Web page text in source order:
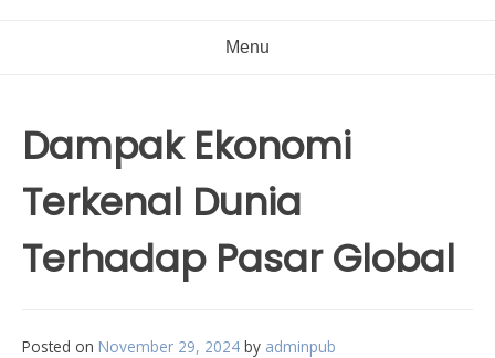
Menu
Dampak Ekonomi
Terkenal Dunia
Terhadap Pasar Global
Posted on November 29, 2024 by adminpub